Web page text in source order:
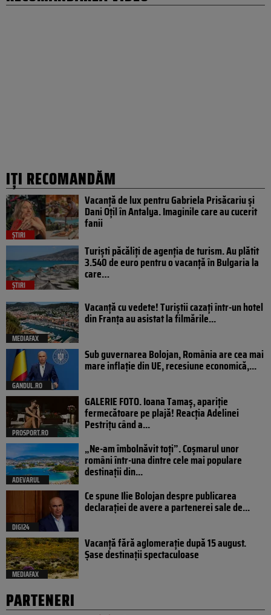
IȚI RECOMANDĂM
ȘTIRI
Vacanță de lux pentru Gabriela Prisăcariu și
Dani Oțil în Antalya. Imaginile care au cucerit
fanii
ȘTIRI
Turiști păcăliți de agenția de turism. Au plătit
3.540 de euro pentru o vacanță în Bulgaria la
care…
MEDIAFAX
Vacanță cu vedete! Turiștii cazați într-un hotel
din Franța au asistat la filmările...
GANDUL.RO
Sub guvernarea Bolojan, România are cea mai
mare inflație din UE, recesiune economică,...
PROSPORT.RO
GALERIE FOTO. Ioana Tamaş, apariție
fermecătoare pe plajă! Reacția Adelinei
Pestrițu când a...
ADEVARUL
„Ne-am îmbolnăvit toți”. Coșmarul unor
români într-una dintre cele mai populare
destinații din...
DIGI24
Ce spune Ilie Bolojan despre publicarea
declarației de avere a partenerei sale de...
MEDIAFAX
Vacanță fără aglomerație după 15 august.
Șase destinații spectaculoase
PARTENERI